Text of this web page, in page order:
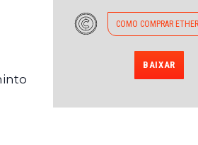
COMO COMPRAR
BAIXAR